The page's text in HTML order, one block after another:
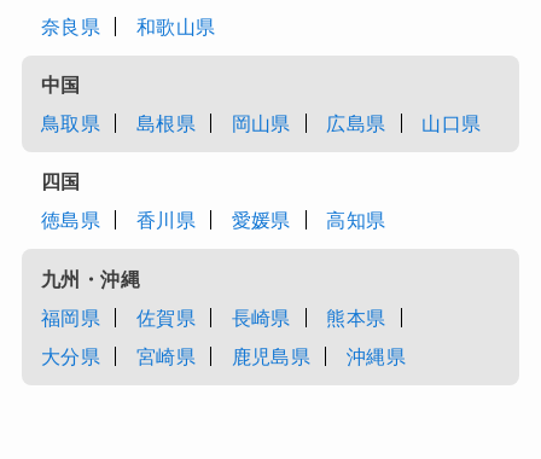
奈良県
和歌山県
中国
鳥取県
島根県 岡山県 広島県 山口県
四国
徳島県
香川県 愛媛県 高知県
九州・沖縄
福岡県
佐賀県 長崎県
熊本県
大分県
宮崎県 鹿児島県 沖縄県